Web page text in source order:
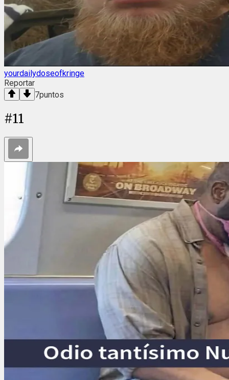
yourdailydoseofkringe
Reportar
7puntos
#11